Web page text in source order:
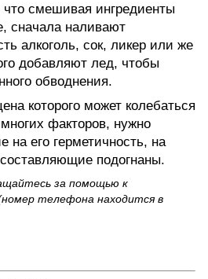
смешивая ингредиенты
сначала наливают
алкоголь, сок, ликер или же
добавляют лед, чтобы
обводнения.
которого может колебаться
факторов, нужно
на его герметичность, на
составляющие подогнаны.
за помощью к
телефона находится в